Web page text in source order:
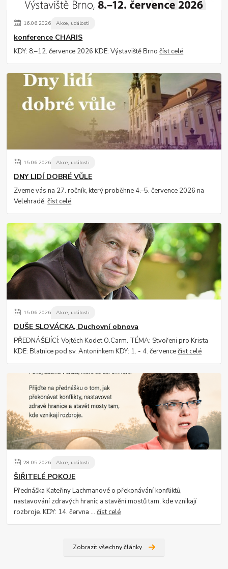
16.06.2026 Akce, události
konference CHARIS
KDY: 8.–12. července 2026 KDE: Výstaviště Brnočíst celé
15.06.2026 Akce, události
DNY LIDÍ DOBRÉ VŮLE
Zveme vás na 27. ročník, který proběhne 4.–5. července 2026 na
Velehradě.číst celé
15.06.2026 Akce, události
DUŠE SLOVÁCKA, Duchovní obnova
PŘEDNÁŠEJÍCÍ: Vojtěch Kodet O.Carm. TÉMA: Stvořeni pro Krista
KDE: Blatnice pod sv. Antonínkem KDY: 1. - 4. červencečíst celé
28.05.2026 Akce, události
ŠIŘITELÉ POKOJE
Přednáška Kateřiny Lachmanové o překonávání konfliktů,
nastavování zdravých hranic a stavění mostů tam, kde vznikají
rozbroje. KDY: 14. června ...číst celé
Zobrazit všechny články